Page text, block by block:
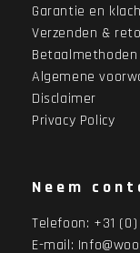
Garantie en
Verzenden &
Betaalmethoden
Algemene
Disclaimer
Privacy Policy
Neem
Telefoon: +31
E-mail: